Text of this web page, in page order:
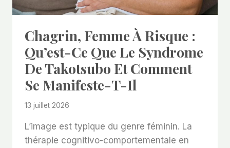
Chagrin, Femme À Risque :
Qu’est-Ce Que Le Syndrome
De Takotsubo Et Comment
Se Manifeste-T-Il
13 juillet 2026
L’image est typique du genre féminin. La
thérapie cognitivo-comportementale en